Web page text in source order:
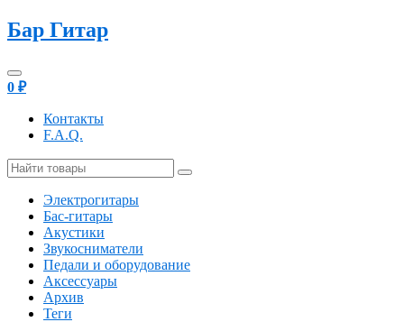
Бар Гитар
0 ₽
Контакты
F.A.Q.
Электрогитары
Бас-гитары
Акустики
Звукосниматели
Педали и оборудование
Аксессуары
Архив
Теги